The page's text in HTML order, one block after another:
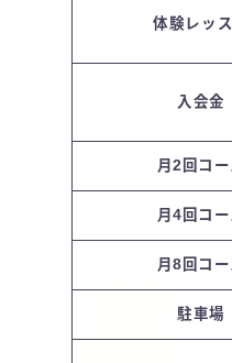
体験レッ
入会金
月2回コー
月4回コー
月8回コー
駐車場